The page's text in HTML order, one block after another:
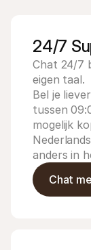
24/7
Chat 24/7
eigen taal.
Bel je
tussen
mogelijk
anders in
Chat
Technische
Portaal
Ontdek
Libraries
Integreer
Discord
Word lid van
Over Mollie
Prijzen